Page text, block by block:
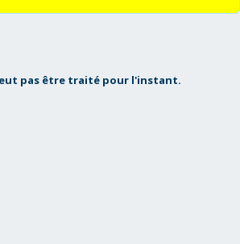
pas être traité pour l'instant.